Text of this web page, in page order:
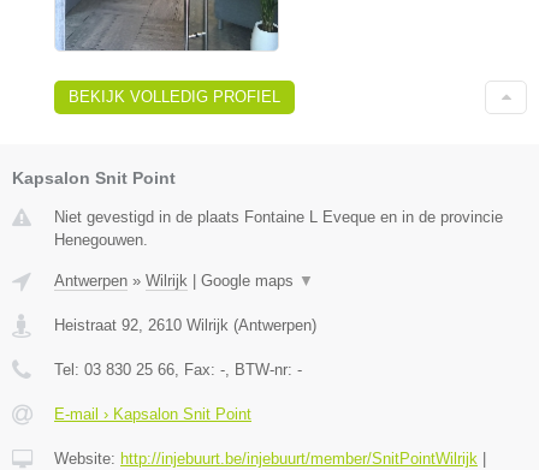
BEKIJK VOLLEDIG PROFIEL
Kapsalon Snit Point
Niet gevestigd in de plaats Fontaine L Eveque en in de provincie
Henegouwen.
Antwerpen » Wilrijk | Google maps ▼
Heistraat 92 2610 Wilrijk (Antwerpen)
Tel: 03 830 25 66 , Fax: - , BTW-nr: -
E-mail › Kapsalon Snit Point
Website: http://injebuurt.be/injebuurt/member/SnitPointWilrijk |